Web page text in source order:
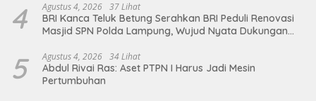
4 Agustus 4, 2026 37 Lihat
BRI Kanca Teluk Betung Serahkan BRI Peduli Renovasi
Masjid SPN Polda Lampung, Wujud Nyata Dukungan
5 Agustus 4, 2026 34 Lihat
Abdul Rivai Ras: Aset PTPN I Harus Jadi Mesin
Pertumbuhan